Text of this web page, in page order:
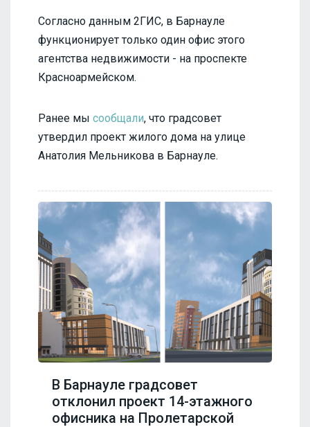
Согласно данным 2ГИС, в Барнауле
функционирует только один офис этого
агентства недвижимости - на проспекте
Красноармейском.
Ранее мы сообщали, что градсовет
утвердил проект жилого дома на улице
Анатолия Мельникова в Барнауле.
В Барнауле градсовет
отклонил проект 14-этажного
офисника на Пролетарской